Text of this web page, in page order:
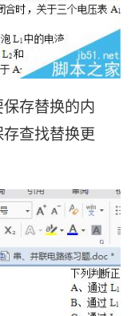
存替换的内
查找替换更